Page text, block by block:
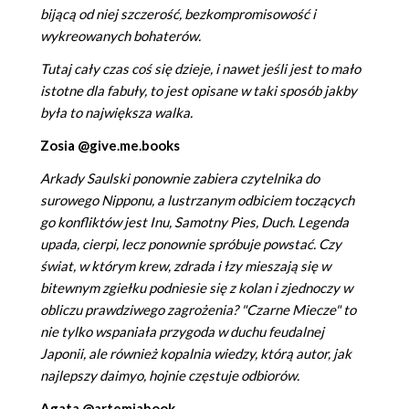
bijącą od niej szczerość, bezkompromisowość i
wykreowanych bohaterów.
Tutaj cały czas coś się dzieje, i nawet jeśli jest to mało
istotne dla fabuły, to jest opisane w taki sposób jakby
była to największa walka.
Zosia @give.me.books
Arkady Saulski ponownie zabiera czytelnika do
surowego Nipponu, a lustrzanym odbiciem toczących
go konfliktów jest Inu, Samotny Pies, Duch. Legenda
upada, cierpi, lecz ponownie spróbuje powstać. Czy
świat, w którym krew, zdrada i łzy mieszają się w
bitewnym zgiełku podniesie się z kolan i zjednoczy w
obliczu prawdziwego zagrożenia? "Czarne Miecze" to
nie tylko wspaniała przygoda w duchu feudalnej
Japonii, ale również kopalnia wiedzy, którą autor, jak
najlepszy daimyo, hojnie częstuje odbiorów.